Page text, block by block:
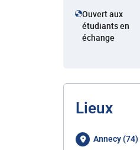
Ouvert aux
étudiants en
échange
Lieux
Annecy (74)